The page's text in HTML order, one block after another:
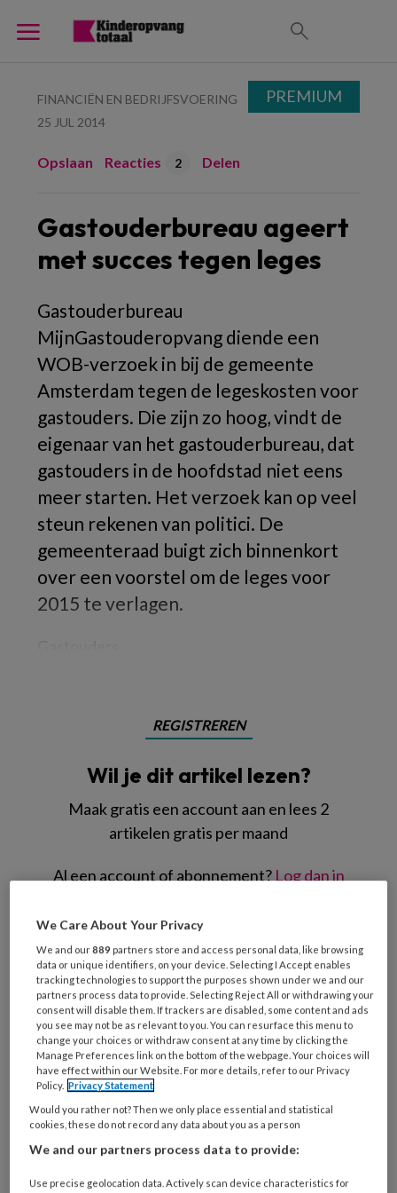
FINANCIËN EN BEDRIJFSVOERING
25 JUL 2014
Opslaan Reacties 2 Delen
Gastouderbureau ageert
met succes tegen leges
Gastouderbureau
MijnGastouderopvang diende een
WOB-verzoek in bij de gemeente
Amsterdam tegen de legeskosten voor
gastouders. Die zijn zo hoog, vindt de
eigenaar van het gastouderbureau, dat
gastouders in de hoofdstad niet eens
meer starten. Het verzoek kan op veel
steun rekenen van politici. De
gemeenteraad buigt zich binnenkort
over een voorstel om de leges voor
2015 te verlagen.
REGISTREREN
Wil je dit artikel lezen?
Maak gratis een account aan en lees 2
artikelen gratis per maand
Al een account of abonnement? Log dan in
Wat
is
je
e-
mailadres?
* *
Kies
je
wachtwoord* *
Kies
je
functie *
welke
organisatie
PREMIUM
We Care About Your Privacy
We and our889 partners store and access personal data, like browsing
data or unique identifiers, on your device. Selecting I Accept enables
tracking technologies to support the purposes shown under we and our
partners process data to provide. Selecting Reject All or withdrawing your
consent will disable them. If trackers are disabled, some content and ads
you see may not be as relevant to you. You can resurface this menu to
change your choices or withdraw consent at any time by clicking the
Manage Preferences link on the bottom of the webpage. Your choices will
have effect within our Website. For more details, refer to our Privacy
Policy. Privacy Statement
Would you rather not? Then we only place essential and statistical
cookies, these do not record any data about you as a person
We and our partners process data to provide:
Use precise geolocation data. Actively scan device characteristics for